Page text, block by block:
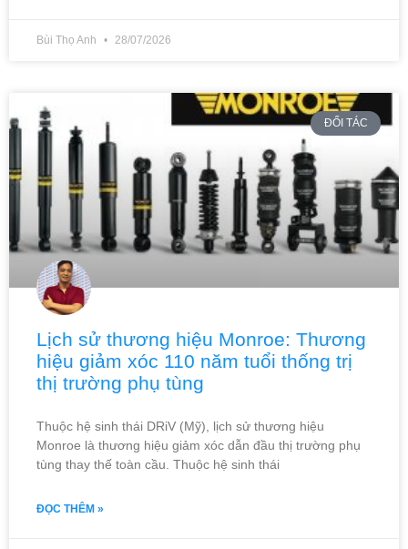
Bùi Thọ Anh 28/07/2026
ĐỐI TÁC
Lịch sử thương hiệu Monroe: Thương
hiệu giảm xóc 110 năm tuổi thống trị
thị trường phụ tùng
Thuộc hệ sinh thái DRiV (Mỹ), lịch sử thương hiệu
Monroe là thương hiệu giảm xóc dẫn đầu thị trường phụ
tùng thay thế toàn cầu. Thuộc hệ sinh thái
ĐỌC THÊM »